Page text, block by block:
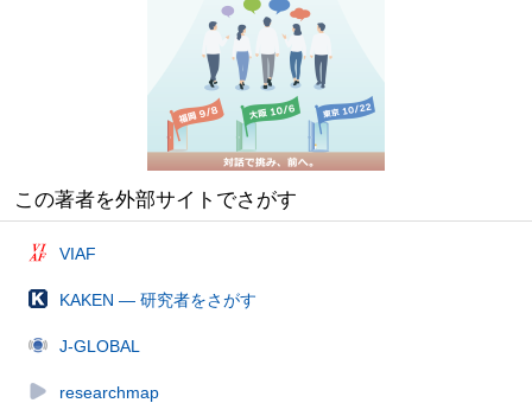
この著者を外部サイトでさがす
VIAF
KAKEN — 研究者をさがす
J-GLOBAL
researchmap